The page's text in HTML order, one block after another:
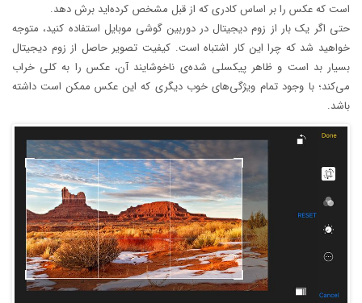
است که عکس را بر اساس کادری که از قبل مشخص کرده‌اید برش دهد.
حتی اگر یک بار از زوم دیجیتال در دوربین گوشی موبایل استفاده کنید، متوجه
خواهید شد که چرا این کار اشتباه است. کیفیت تصویر حاصل از زوم دیجیتال
بسیار بد است و ظاهر پیکسلی شده‌ی ناخوشایند آن، عکس را به کلی خراب
می‌کند؛ با وجود تمام ویژگی‌های خوب دیگری که این عکس ممکن است داشته
باشد.